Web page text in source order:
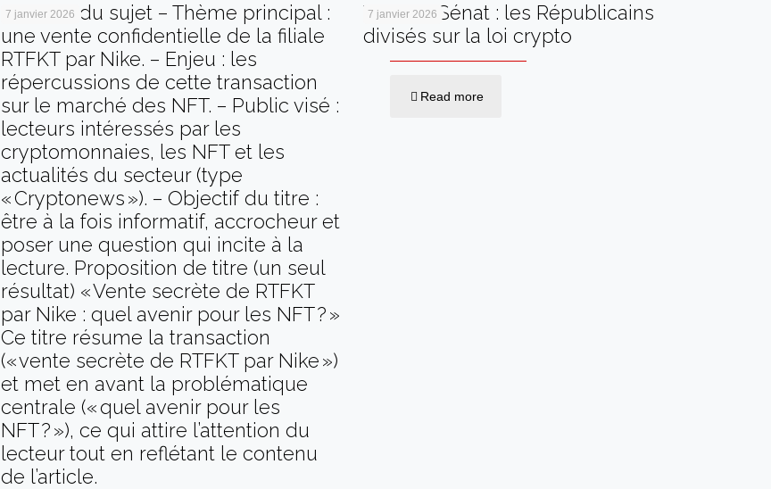
7 janvier 2026
Analyse du sujet – Thème principal :
une vente confidentielle de la filiale
RTFKT par Nike. – Enjeu : les
répercussions de cette transaction
sur le marché des NFT. – Public visé :
lecteurs intéressés par les
cryptomonnaies, les NFT et les
actualités du secteur (type
« Cryptonews »). – Objectif du titre :
être à la fois informatif, accrocheur et
poser une question qui incite à la
lecture. Proposition de titre (un seul
résultat) « Vente secrète de RTFKT
par Nike : quel avenir pour les NFT ? »
Ce titre résume la transaction
(« vente secrète de RTFKT par Nike »)
et met en avant la problématique
centrale (« quel avenir pour les
NFT ? »), ce qui attire l’attention du
lecteur tout en reflétant le contenu
de l’article.
7 janvier 2026
Vote au Sénat : les Républicains
divisés sur la loi crypto
Read more